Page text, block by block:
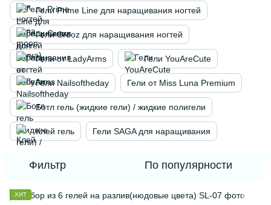
Гели Prime Line для наращивания ногтей
Гели Crooz для наращивания ногтей
Гели от LadyArms Гели YouAreCute
Гели Nailsoftheday Гели от Miss Luna Premium
Ботл гель (жидкие гели) / жидкие полигели
Клей гель Гели SAGA для наращивания
Фильтр По популярности
ХИТ